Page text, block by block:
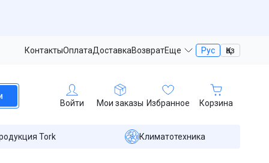
КонтактыОплатаДоставкаВозвратЕще Рус Қаз
Войти Мои заказы Избранное Корзина
Tork Климатотехника